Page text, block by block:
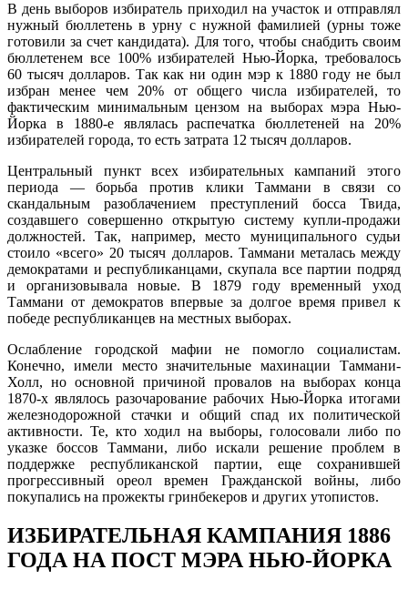
В день выборов избиратель приходил на участок и отправлял
нужный бюллетень в урну с нужной фамилией (урны тоже
готовили за счет кандидата). Для того, чтобы снабдить своим
бюллетенем все 100% избирателей Нью-Йорка, требовалось
60 тысяч долларов. Так как ни один мэр к 1880 году не был
избран менее чем 20% от общего числа избирателей, то
фактическим минимальным цензом на выборах мэра Нью-
Йорка в 1880-е являлась распечатка бюллетеней на 20%
избирателей города, то есть затрата 12 тысяч долларов.
Центральный пункт всех избирательных кампаний этого
периода — борьба против клики Таммани в связи со
скандальным разоблачением преступлений босса Твида,
создавшего совершенно открытую систему купли-продажи
должностей. Так, например, место муниципального судьи
стоило «всего» 20 тысяч долларов. Таммани металась между
демократами и республиканцами, скупала все партии подряд
и организовывала новые. В 1879 году временный уход
Таммани от демократов впервые за долгое время привел к
победе республиканцев на местных выборах.
Ослабление городской мафии не помогло социалистам.
Конечно, имели место значительные махинации Таммани-
Холл, но основной причиной провалов на выборах конца
1870-х являлось разочарование рабочих Нью-Йорка итогами
железнодорожной стачки и общий спад их политической
активности. Те, кто ходил на выборы, голосовали либо по
указке боссов Таммани, либо искали решение проблем в
поддержке республиканской партии, еще сохранившей
прогрессивный ореол времен Гражданской войны, либо
покупались на прожекты гринбекеров и других утопистов.
ИЗБИРАТЕЛЬНАЯ КАМПАНИЯ 1886
ГОДА НА ПОСТ МЭРА НЬЮ-ЙОРКА